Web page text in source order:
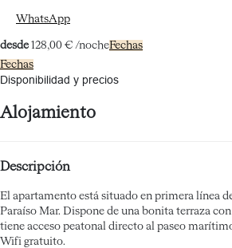
WhatsApp
desde 128,00 € /nocheFechas
Fechas
Disponibilidad y precios
Alojamiento
Descripción
El apartamento está situado en primera línea
Paraíso Mar. Dispone de una bonita terraza
tiene acceso peatonal directo al paseo
Wifi gratuito.